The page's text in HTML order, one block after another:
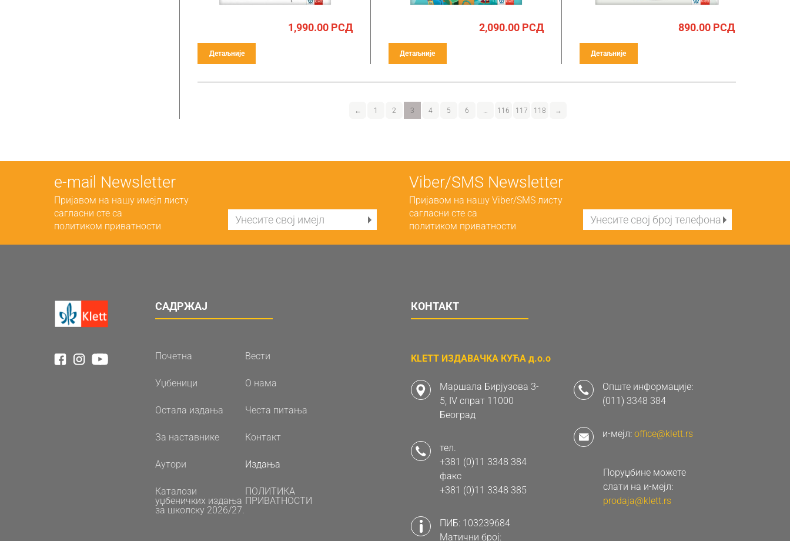
1,990.00РСД
Детаљније
2,090.00РСД
Детаљније
890.00РСД
Детаљније
← 1 2 3 4 5 6 … 116 117 118 →
е-mail Newsletter
Пријавом на нашу имејл листу
сагласни сте са
политиком приватности
Viber/SMS Newsletter
Пријавом на нашу Viber/SMS листу
сагласни сте са
политиком приватности
САДРЖАЈ
Почетна Вести
Уџбеници О нама
Остала издања Честа питања
За наставнике Контакт
Аутори Издања
Каталози
уџбеничких издања
за школску 2026/27.
ПОЛИТИКА
ПРИВАТНОСТИ
КОНТАКТ
KLETT ИЗДАВАЧКА КУЋА д.о.о
Маршала Бирјузова 3-
5, IV спрат 11000
Београд
тел.
+381 (0)11 3348 384
факс
+381 (0)11 3348 385
ПИБ: 103239684
Матични број:
Опште информације:
(011) 3348 384
и-мејл: office@klett.rs
Поруџбине можете
слати на и-мејл:
prodaja@klett.rs